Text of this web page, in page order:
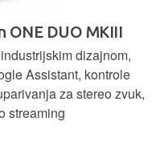
ONE DUO MKIII
dizajnom,
Assistant, kontrole
za stereo zvuk,
streaming